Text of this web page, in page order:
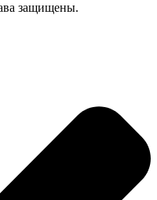
защищены.